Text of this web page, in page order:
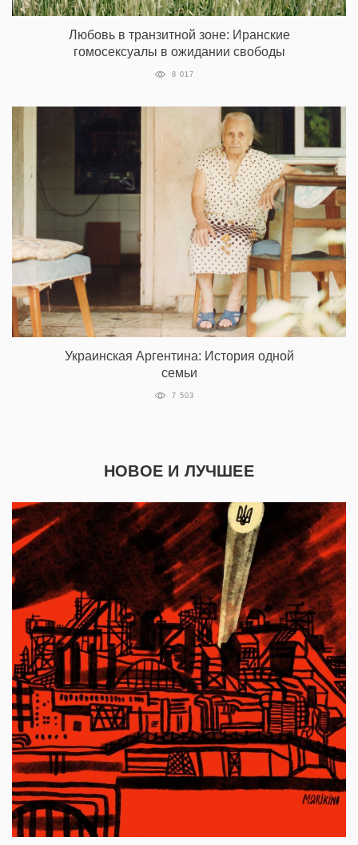
Любовь в транзитной зоне: Иранские
гомосексуалы в ожидании свободы
8 017
Украинская Аргентина: История одной
семьи
7 503
НОВОЕ И ЛУЧШЕЕ